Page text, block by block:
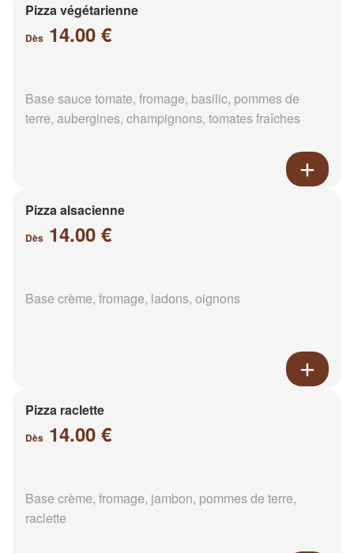
Pizza végétarienne
Dès 14.00 €
Base sauce tomate, fromage, basilic, pommes de
terre, aubergines, champignons, tomates fraîches
Pizza alsacienne
Dès 14.00 €
Base crème, fromage, ladons, oignons
Pizza raclette
Dès 14.00 €
Base crème, fromage, jambon, pommes de terre,
raclette